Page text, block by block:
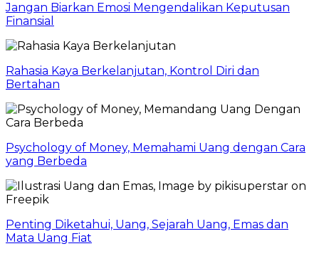
Jangan Biarkan Emosi Mengendalikan Keputusan
Finansial
Rahasia Kaya Berkelanjutan, Kontrol Diri dan
Bertahan
Psychology of Money, Memahami Uang dengan Cara
yang Berbeda
Penting Diketahui, Uang, Sejarah Uang, Emas dan
Mata Uang Fiat